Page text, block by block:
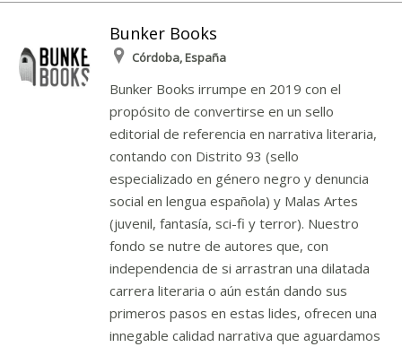
Bunker Books
Córdoba, España
Bunker Books irrumpe en 2019 con el
propósito de convertirse en un sello
editorial de referencia en narrativa literaria,
contando con Distrito 93 (sello
especializado en género negro y denuncia
social en lengua española) y Malas Artes
(juvenil, fantasía, sci-fi y terror). Nuestro
fondo se nutre de autores que, con
independencia de si arrastran una dilatada
carrera literaria o aún están dando sus
primeros pasos en estas lides, ofrecen una
innegable calidad narrativa que aguardamos